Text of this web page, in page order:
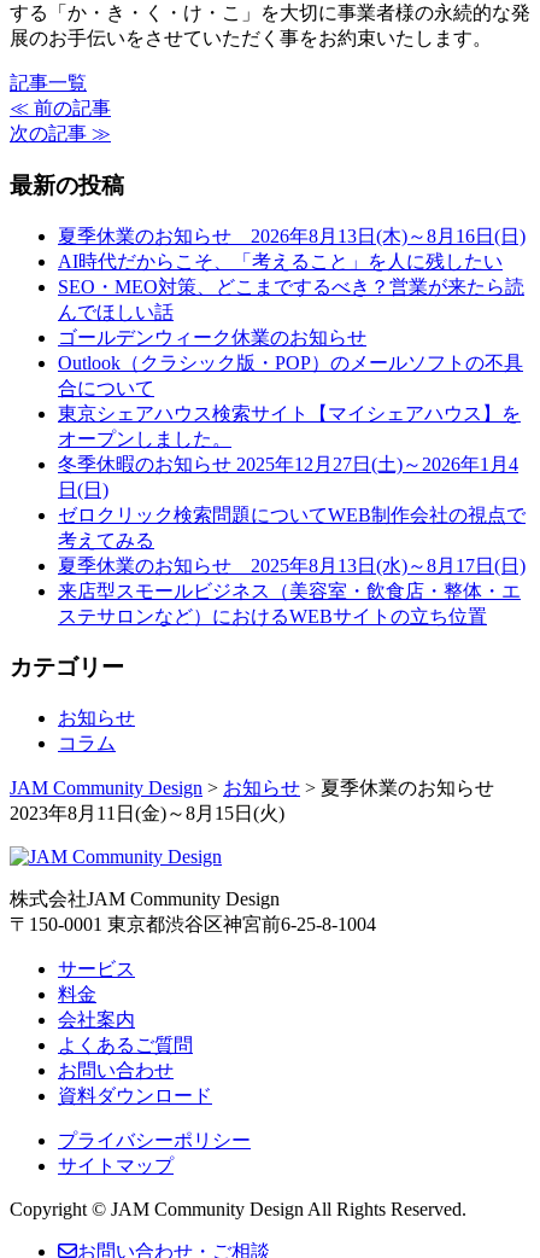
する「か・き・く・け・こ」を大切に事業者様の永続的な発
展のお手伝いをさせていただく事をお約束いたします。
記事一覧
≪ 前の記事
次の記事 ≫
最新の投稿
夏季休業のお知らせ 2026年8月13日(木)～8月16日(日)
AI時代だからこそ、「考えること」を人に残したい
SEO・MEO対策、どこまでするべき？営業が来たら読
んでほしい話
ゴールデンウィーク休業のお知らせ
Outlook（クラシック版・POP）のメールソフトの不具
合について
東京シェアハウス検索サイト【マイシェアハウス】を
オープンしました。
冬季休暇のお知らせ 2025年12月27日(土)～2026年1月4
日(日)
ゼロクリック検索問題についてWEB制作会社の視点で
考えてみる
夏季休業のお知らせ 2025年8月13日(水)～8月17日(日)
来店型スモールビジネス（美容室・飲食店・整体・エ
ステサロンなど）におけるWEBサイトの立ち位置
カテゴリー
お知らせ
コラム
JAM Community Design > お知らせ > 夏季休業のお知らせ
2023年8月11日(金)～8月15日(火)
株式会社JAM Community Design
〒150-0001 東京都渋谷区神宮前6-25-8-1004
サービス
料金
会社案内
よくあるご質問
お問い合わせ
資料ダウンロード
プライバシーポリシー
サイトマップ
Copyright © JAM Community Design All Rights Reserved.
お問い合わせ・ご相談